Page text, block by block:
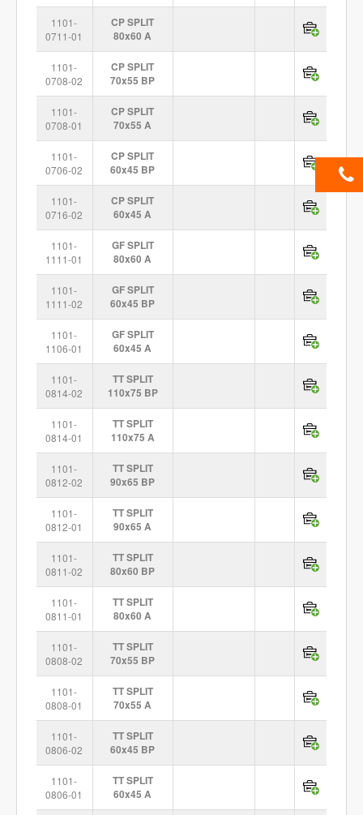
1101-
0711-01
CP SPLIT
80x60 A
1101-
0708-02
CP SPLIT
70x55 BP
1101-
0708-01
CP SPLIT
70x55 A
1101-
0706-02
CP SPLIT
60x45 BP
1101-
0716-02
CP SPLIT
60x45 A
1101-
1111-01
GF SPLIT
80x60 A
1101-
1111-02
GF SPLIT
60x45 BP
1101-
1106-01
GF SPLIT
60x45 A
1101-
0814-02
TT SPLIT
110x75 BP
1101-
0814-01
TT SPLIT
110x75 A
1101-
0812-02
TT SPLIT
90x65 BP
1101-
0812-01
TT SPLIT
90x65 A
1101-
0811-02
TT SPLIT
80x60 BP
1101-
0811-01
TT SPLIT
80x60 A
1101-
0808-02
TT SPLIT
70x55 BP
1101-
0808-01
TT SPLIT
70x55 A
1101-
0806-02
TT SPLIT
60x45 BP
1101-
0806-01
TT SPLIT
60x45 A